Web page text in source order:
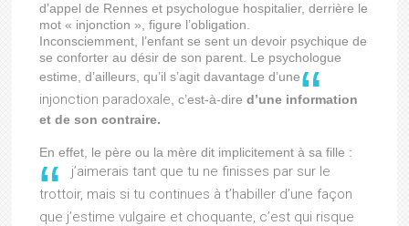
d’appel de Rennes et psychologue hospitalier, derrière le
mot « injonction », figure l’obligation.
Inconsciemment, l’enfant se sent un devoir psychique de
se conforter au désir de son parent. Le psychologue
estime, d’ailleurs, qu’il s’agit davantage d’une
injonction paradoxale , c’est-à-dired’une information
et de son contraire.
En effet, le père ou la mère dit implicitement à sa fille :
j’aimerais tant que tu ne finisses par sur le
trottoir, mais si tu continues à t’habiller d’une façon
que j’estime vulgaire et choquante, c’est qui risque